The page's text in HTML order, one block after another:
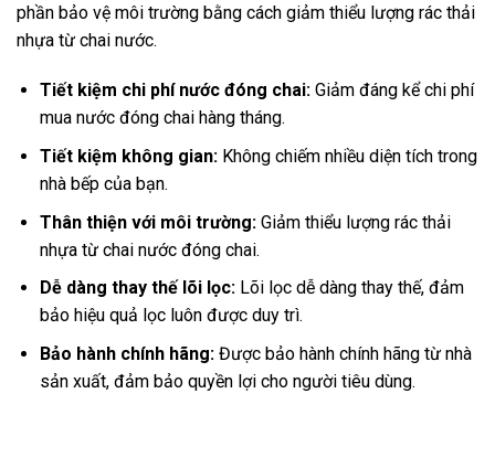
phần bảo vệ môi trường bằng cách giảm thiểu lượng rác thải
nhựa từ chai nước.
Tiết kiệm chi phí nước đóng chai:Giảm đáng kể chi phí
mua nước đóng chai hàng tháng.
Tiết kiệm không gian:Không chiếm nhiều diện tích trong
nhà bếp của bạn.
Thân thiện với môi trường:Giảm thiểu lượng rác thải
nhựa từ chai nước đóng chai.
Dễ dàng thay thế lõi lọc:Lõi lọc dễ dàng thay thế, đảm
bảo hiệu quả lọc luôn được duy trì.
Bảo hành chính hãng:Được bảo hành chính hãng từ nhà
sản xuất, đảm bảo quyền lợi cho người tiêu dùng.